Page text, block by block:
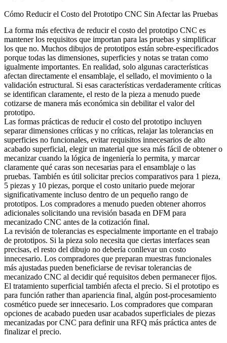
Cómo Reducir el Costo del Prototipo CNC Sin Afectar las Pruebas
La forma más efectiva de reducir el costo del prototipo CNC es
mantener los requisitos que importan para las pruebas y simplificar
los que no. Muchos dibujos de prototipos están sobre-especificados
porque todas las dimensiones, superficies y notas se tratan como
igualmente importantes. En realidad, solo algunas características
afectan directamente el ensamblaje, el sellado, el movimiento o la
validación estructural. Si esas características verdaderamente críticas
se identifican claramente, el resto de la pieza a menudo puede
cotizarse de manera más económica sin debilitar el valor del
prototipo.
Las formas prácticas de reducir el costo del prototipo incluyen
separar dimensiones críticas y no críticas, relajar las tolerancias en
superficies no funcionales, evitar requisitos innecesarios de alto
acabado superficial, elegir un material que sea más fácil de obtener o
mecanizar cuando la lógica de ingeniería lo permita, y marcar
claramente qué caras son necesarias para el ensamblaje o las
pruebas. También es útil solicitar precios comparativos para 1 pieza,
5 piezas y 10 piezas, porque el costo unitario puede mejorar
significativamente incluso dentro de un pequeño rango de
prototipos. Los compradores a menudo pueden obtener ahorros
adicionales solicitando una revisión basada en DFM para
mecanizado CNC antes de la cotización final.
La revisión de tolerancias es especialmente importante en el trabajo
de prototipos. Si la pieza solo necesita que ciertas interfaces sean
precisas, el resto del dibujo no debería conllevar un costo
innecesario. Los compradores que preparan muestras funcionales
más ajustadas pueden beneficiarse de revisartolerancias de
mecanizado CNC al decidir qué requisitos deben permanecer fijos.
El tratamiento superficial también afecta el precio. Si el prototipo es
para función rather than apariencia final, algún post-procesamiento
cosmético puede ser innecesario. Los compradores que comparan
opciones de acabado pueden usaracabados superficiales de piezas
mecanizadas por CNC para definir una RFQ más práctica antes de
finalizar el precio.